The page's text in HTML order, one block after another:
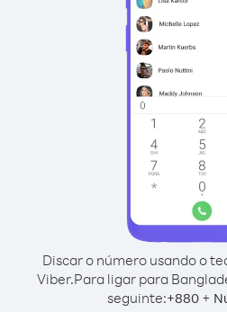
Discar o número usando o
Viber.Para ligar para
seguinte:+880 +